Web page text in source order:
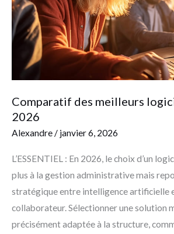
Comparatif des meilleurs
2026
Alexandre/ janvier 6, 2026
L’ESSENTIEL : En 2026, le choix d’un
plus à la gestion administrative mais
stratégique entre intelligence artificielle
collaborateur. Sélectionner une solution
précisément adaptée à la structure,
en
2026